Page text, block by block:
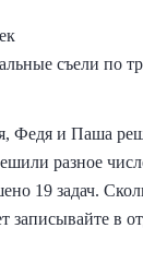
съели по
Федя и Паша
разное
19 задач.
в